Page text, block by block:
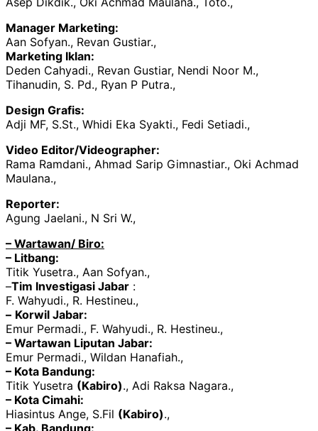
Manager Marketing:
Aan Sofyan., Revan Gustiar.,
Marketing Iklan:
Deden Cahyadi., Revan Gustiar, Nendi Noor M.,
Tihanudin, S. Pd., Ryan P Putra.,
Design Grafis:
Adji MF, S.St., Whidi Eka Syakti., Fedi Setiadi.,
Video Editor/Videographer:
Rama Ramdani., Ahmad Sarip Gimnastiar., Oki Achmad
Maulana.,
Reporter:
Agung Jaelani., N Sri W.,
– Wartawan/ Biro:
– Litbang:
Titik Yusetra., Aan Sofyan.,
–Tim Investigasi Jabar :
F. Wahyudi., R. Hestineu.,
– Korwil Jabar:
Emur Permadi., F. Wahyudi., R. Hestineu.,
– Wartawan Liputan Jabar:
Emur Permadi., Wildan Hanafiah.,
– Kota Bandung:
Titik Yusetra (Kabiro)., Adi Raksa Nagara.,
– Kota Cimahi:
Hiasintus Ange, S.Fil (Kabiro).,